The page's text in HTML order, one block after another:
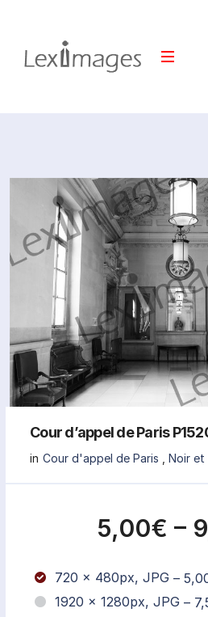
Cour d’appel de Paris
in Cour d'appel de Paris Noir et
5,00€ –
720 x 480px, JPG –
1920 x 1280px, JPG –